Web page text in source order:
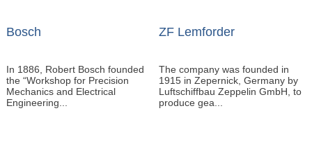
Bosch
In 1886, Robert Bosch founded
the “Workshop for Precision
Mechanics and Electrical
Engineering...
ZF Lemforder
The company was founded in
1915 in Zepernick, Germany by
Luftschiffbau Zeppelin GmbH, to
produce gea...